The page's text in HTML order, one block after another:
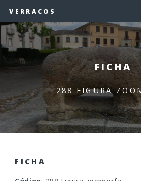
VERRACOS
FICHA
288 FIGURA
FICHA